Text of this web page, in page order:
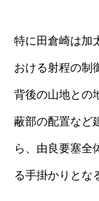
特に田倉崎は加
おける射程の制
背後の山地との
蔽部の配置など
ら、由良要塞全
る手掛かりとな